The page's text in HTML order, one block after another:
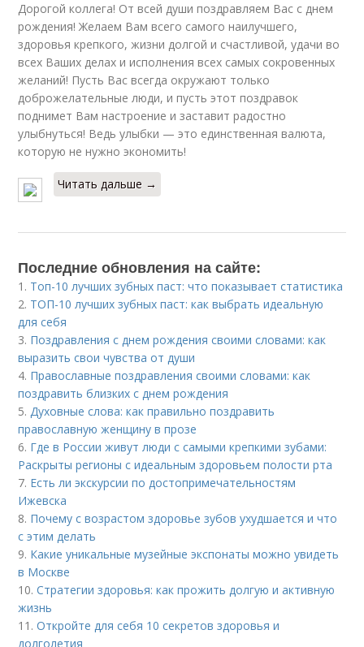
Дорогой коллега! От всей души поздравляем Вас с днем
рождения! Желаем Вам всего самого наилучшего,
здоровья крепкого, жизни долгой и счастливой, удачи во
всех Ваших делах и исполнения всех самых сокровенных
желаний! Пусть Вас всегда окружают только
доброжелательные люди, и пусть этот поздравок
поднимет Вам настроение и заставит радостно
улыбнуться! Ведь улыбки — это единственная валюта,
которую не нужно экономить!
Читать дальше →
Последние обновления на сайте:
1. Топ-10 лучших зубных паст: что показывает статистика
2. ТОП-10 лучших зубных паст: как выбрать идеальную
для себя
3. Поздравления с днем рождения своими словами: как
выразить свои чувства от души
4. Православные поздравления своими словами: как
поздравить близких с днем рождения
5.Духовные слова: как правильно поздравить
православную женщину в прозе
6. Где в России живут люди с самыми крепкими зубами:
Раскрыты регионы с идеальным здоровьем полости рта
7. Есть ли экскурсии по достопримечательностям
Ижевска
8. Почему с возрастом здоровье зубов ухудшается и что
с этим делать
9. Какие уникальные музейные экспонаты можно увидеть
в Москве
10.Стратегии здоровья: как прожить долгую и активную
жизнь
11.Откройте для себя 10 секретов здоровья и
долголетия